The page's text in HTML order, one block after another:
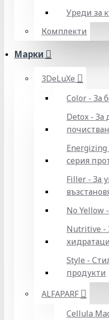
Уреди за
Комплекти
Марки
3DeLuXe
Color - За
Detox - За
серия
Filler - За
No Yellow
Nutritive -
Style -
продукти
ALFAPARF
Cellula